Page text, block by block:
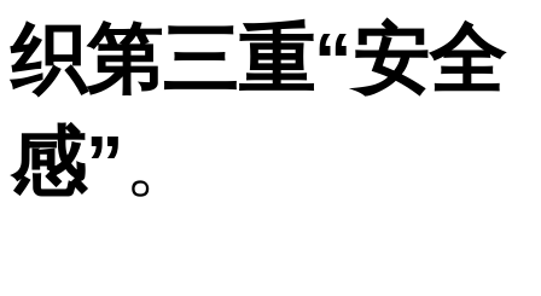
织第三重“安全
感”。